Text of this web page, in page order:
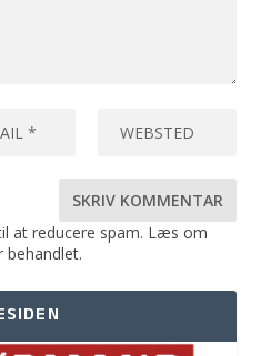
at reducere spam. Læs om
behandlet.